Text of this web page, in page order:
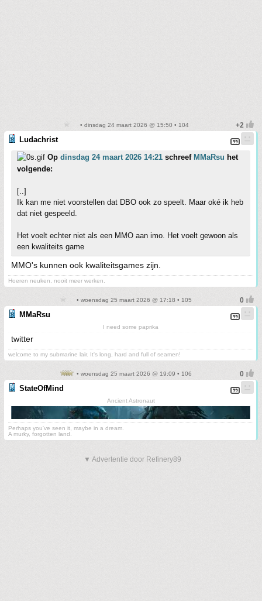
• dinsdag 24 maart 2026 @ 15:50 • 104
Ludachrist
Op dinsdag 24 maart 2026 14:21 schreef MMaRsu het
volgende:
[..]
Ik kan me niet voorstellen dat DBO ook zo speelt. Maar oké ik heb
dat niet gespeeld.
Het voelt echter niet als een MMO aan imo. Het voelt gewoon als
een kwaliteits game
MMO's kunnen ook kwaliteitsgames zijn.
Hoeren neuken, nooit meer werken.
• woensdag 25 maart 2026 @ 17:18 • 105
MMaRsu
I need some paprika
twitter
welcome to my submarine lair. It's long, hard and full of seamen!
• woensdag 25 maart 2026 @ 19:09 • 106
StateOfMind
Ancient Astronaut
Perhaps you've seen it, maybe in a dream.
A murky, forgotten land.
▼ Advertentie door Refinery89